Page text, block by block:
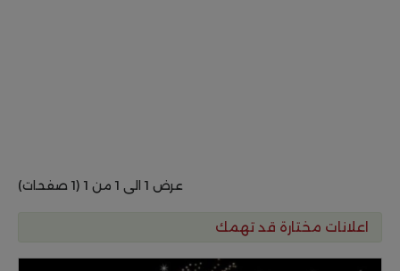
عرض 1 الى 1 من 1 (1 صفحات)
اعلانات مختارة قد تهمك